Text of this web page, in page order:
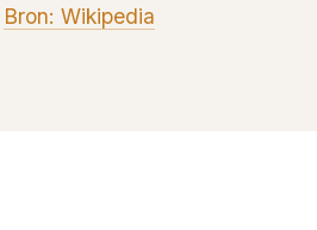
Bron: Wikipedia